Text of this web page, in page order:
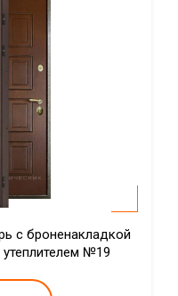
с броненакладкой
№19